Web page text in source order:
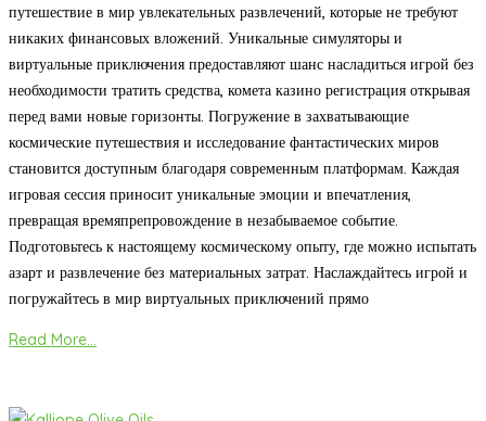
путешествие в мир увлекательных развлечений, которые не требуют
никаких финансовых вложений. Уникальные симуляторы и
виртуальные приключения предоставляют шанс насладиться игрой без
необходимости тратить средства, комета казино регистрация открывая
перед вами новые горизонты. Погружение в захватывающие
космические путешествия и исследование фантастических миров
становится доступным благодаря современным платформам. Каждая
игровая сессия приносит уникальные эмоции и впечатления,
превращая времяпрепровождение в незабываемое событие.
Подготовьтесь к настоящему космическому опыту, где можно испытать
азарт и развлечение без материальных затрат. Наслаждайтесь игрой и
погружайтесь в мир виртуальных приключений прямо
Read More...